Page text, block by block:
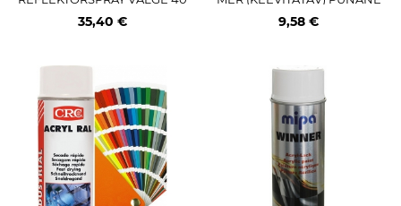
0ML / AE PRO MIPA
35,40 €
/ PRUUN 400ML / AE (PRO)
9,58 €